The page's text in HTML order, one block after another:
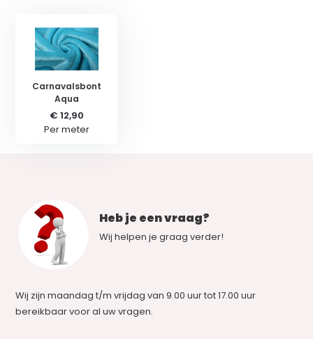
Carnavalsbont
Aqua
€ 12,90
Per meter
Heb je een vraag?
Wij helpen je graag verder!
Wij zijn maandag t/m vrijdag van 9.00 uur tot 17.00 uur
bereikbaar voor al uw vragen.